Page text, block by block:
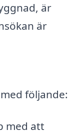
är
är
följande:
med att